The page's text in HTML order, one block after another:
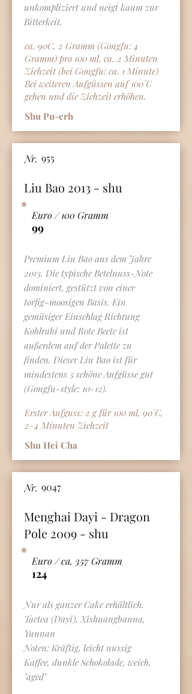
unkompliziert und neigt kaum zur
Bitterkeit.
ca. 90C, 2 Gramm (Gongfu: 4
Gramm) pro 100 ml, ca. 2 Minuten
Ziehzeit (bei Gongfu: ca. 1 Minute)
Bei weiteren Aufgüssen auf 100°C
gehen und die Ziehzeit erhöhen.
Shu Pu-erh
955
Nr.
Liu Bao 2013 - shu
99
Euro / 100 Gramm
Premium Liu Bao aus dem Jahre
2013. Die typische Betelnuss-Note
dominiert, gestützt von einer
torfig-moosigen Basis. Ein
gemüsiger Einschlag Richtung
Kohlrabi und Rote Beete ist
außerdem auf der Palette zu
finden. Dieser Liu Bao ist für
mindestens 5 schöne Aufgüsse gut
(Gongfu-style: 10-12).
Erster Aufguss: 2 g für 100 ml, 90°C,
2-4 Minuten Ziehzeit
Shu Hei Cha
9047
Nr.
Menghai Dayi - Dragon
Pole 2009 - shu
124
Euro / ca. 357 Gramm
Nur als ganzer Cake erhältlich.
Taetea (Dayi), Xishuangbanna,
Yunnan
Noten: Kräftig, leicht nussig
Kaffee, dunkle Schokolade, weich,
"aged"